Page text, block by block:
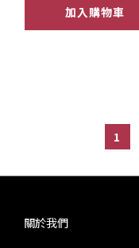
加入購物車
1
關於我們